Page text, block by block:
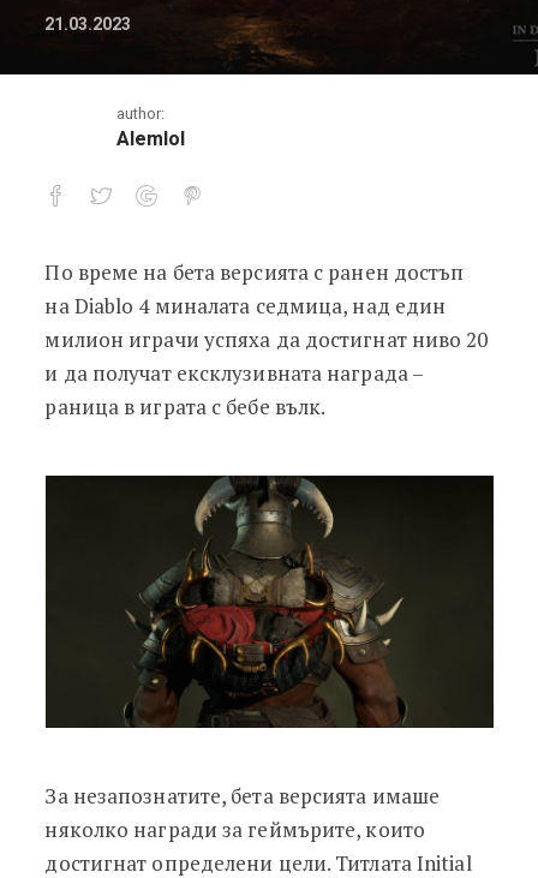
21.03.2023
author:
Alemlol
Голям интерес към бетата на Diablo
По време на бета версията с ранен достъп
на Diablo 4 миналата седмица, над един
милион играчи успяха да достигнат ниво 20
и да получат ексклузивната награда –
раница в играта с бебе вълк.
За незапознатите, бета версията имаше
няколко награди за геймърите, които
достигнат определени цели. Титлата Initial